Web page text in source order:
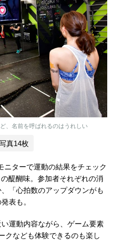
、名前を呼ばれるのはうれしい
真14枚
ニターで運動の結果をチェック
醍醐味。参加者それぞれの消
「心拍数のアップダウンがも
表も。
運動内容ながら、ゲーム要素
クなども体験できるのも楽し